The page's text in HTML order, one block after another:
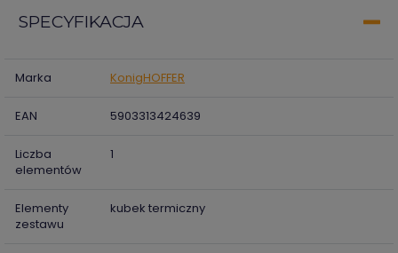
SPECYFIKACJA
Marka KonigHOFFER
EAN 5903313424639
Liczba
elementów
1
Elementy
zestawu
kubek termiczny